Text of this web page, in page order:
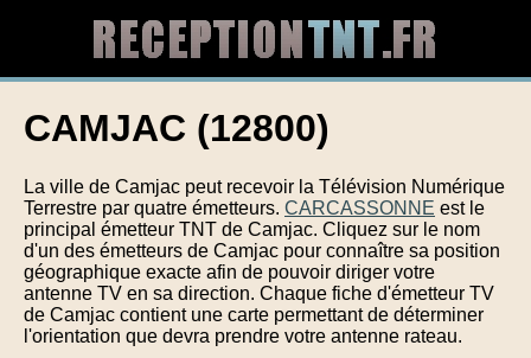
CAMJAC (12800)
La ville de Camjac peut recevoir la Télévision Numérique
Terrestre par quatre émetteurs. CARCASSONNE est le
principal émetteur TNT de Camjac. Cliquez sur le nom
d'un des émetteurs de Camjac pour connaître sa position
géographique exacte afin de pouvoir diriger votre
antenne TV en sa direction. Chaque fiche d'émetteur TV
de Camjac contient une carte permettant de déterminer
l'orientation que devra prendre votre antenne rateau.